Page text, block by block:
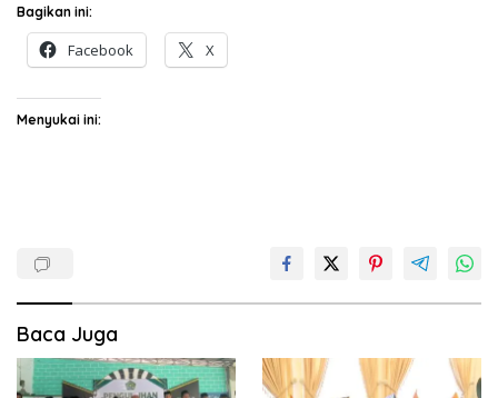
Bagikan ini:
Facebook X
Menyukai ini:
Baca Juga